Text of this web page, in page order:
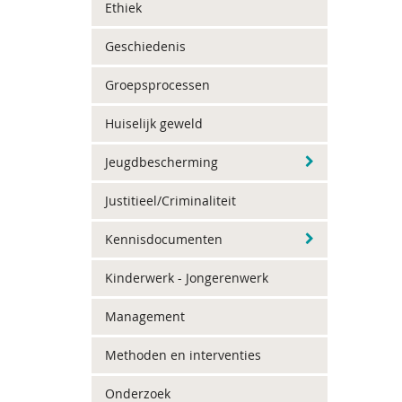
Ethiek
Geschiedenis
Groepsprocessen
Huiselijk geweld
Jeugdbescherming
Justitieel/Criminaliteit
Kennisdocumenten
Kinderwerk - Jongerenwerk
Management
Methoden en interventies
Onderzoek